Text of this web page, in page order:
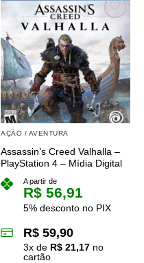
variantes.
As
opções
podem
ser
escolhidas
na
página
produto
AÇÃO / AVENTURA
Assassin’s Creed Valhalla –
PlayStation 4 – Mídia Digital
A partir de
R$ 56,91
5% desconto no PIX
R$ 59,90
3x de R$ 21,17 no
cartão